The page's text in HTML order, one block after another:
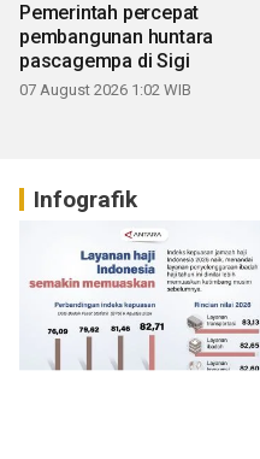
Pemerintah percepat
pembangunan huntara
pascagempa di Sigi
07 August 2026 1:02 WIB
Infografik